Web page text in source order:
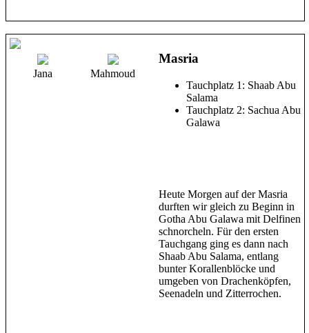
Jana Mahmoud
Masria
Tauchplatz 1: Shaab Abu
Salama
Tauchplatz 2: Sachua Abu
Galawa
Heute Morgen auf der Masria
durften wir gleich zu Beginn in
Gotha Abu Galawa mit Delfinen
schnorcheln. Für den ersten
Tauchgang ging es dann nach
Shaab Abu Salama, entlang
bunter Korallenblöcke und
umgeben von Drachenköpfen,
Seenadeln und Zitterrochen.